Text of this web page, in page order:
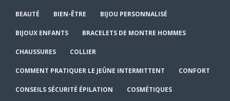
BEAUTÉ BIEN-ÊTRE BIJOU PERSONNALISÉ
BIJOUX ENFANTS BRACELETS DE MONTRE HOMMES
CHAUSSURES COLLIER
COMMENT PRATIQUER LE JEÛNE INTERMITTENT CONFORT
CONSEILS SÉCURITÉ ÉPILATION COSMÉTIQUES